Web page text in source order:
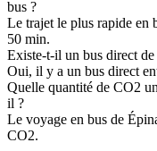
bus ?
Le trajet le plus rapide en
50 min.
Existe-t-il un bus direct
Oui, il y a un bus direct
Quelle quantité de CO2
il ?
Le voyage en bus de
CO2.